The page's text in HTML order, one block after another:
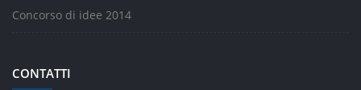
Concorso di idee 2014
CONTATTI